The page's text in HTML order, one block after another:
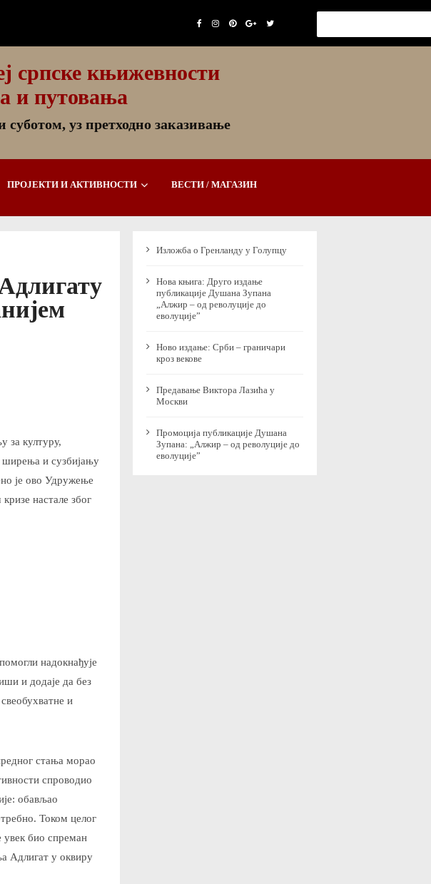
српске књижевности
и путовања
уз претходно заказивање
ПРОЈЕКТИ И АКТИВНОСТИ ВЕСТИ / МАГАЗИН
за културу,
и сузбијању
је ово Удружење
настале због
надокнађује
и додаје да без
и
стања морао
спроводио
обављао
Током целог
увек био спреман
Адлигат у оквиру
Изложба о Гренланду у Голупцу
Нова књига: Друго издање
публикације Душана Зупана
„Алжир – од револуције до
еволуције”
Ново издање: Срби – граничари
кроз векове
Предавање Виктора Лазића у
Москви
Промоција публикације Душана
Зупана: „Алжир – од револуције до
еволуције”